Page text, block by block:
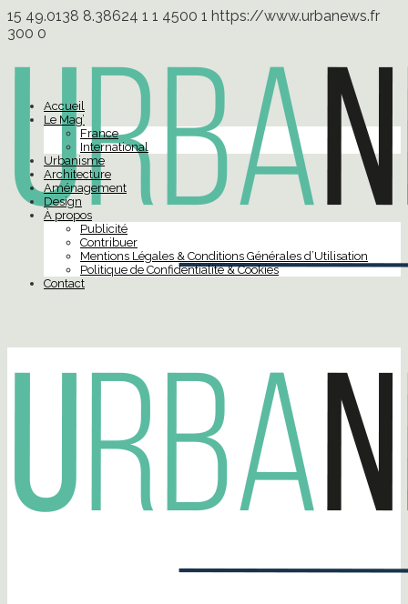
15 49.0138 8.38624 1 1 4500 1 https://www.urbanews.fr
300 0
Accueil
Le Mag’
France
International
Urbanisme
Architecture
Aménagement
Design
À propos
Publicité
Contribuer
Mentions Légales & Conditions Générales d’Utilisation
Politique de Confidentialité & Cookies
Contact